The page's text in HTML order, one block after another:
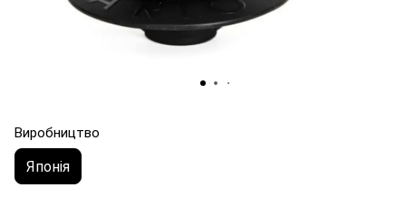
Виробництво
Японія